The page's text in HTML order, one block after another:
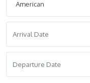
American